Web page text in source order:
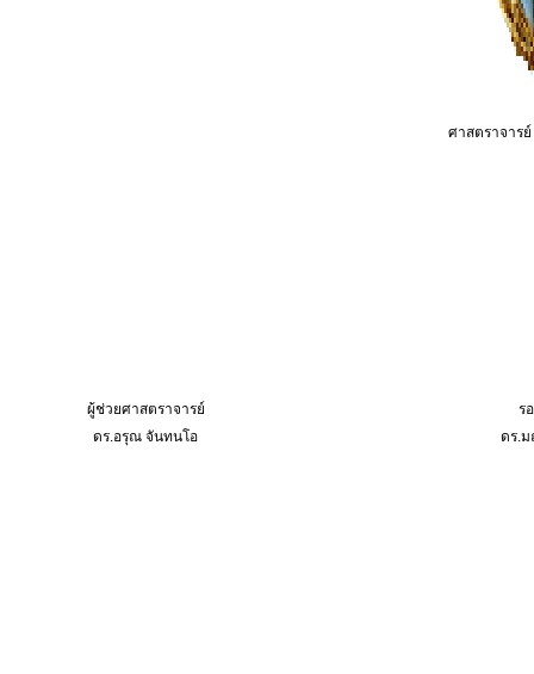
ศาสตราจารย์
ผู้ช่วยศาสตราจารย์
ดร.อรุณ จันทนโอ
ร
ดร.ม